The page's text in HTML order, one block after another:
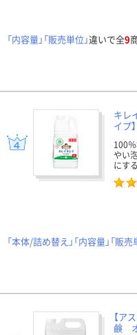
「内容量」「販売単位」違いで全9
キレ
イプ】
100
やい
にす
「本体/詰め替え」「内容量」「販売
【ア
鹸